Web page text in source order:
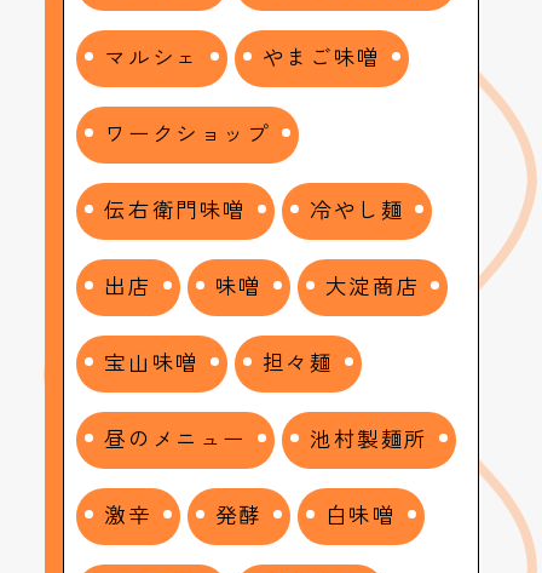
マルシェ やまご味噌
ワークショップ
伝右衛門味噌 冷やし麺
出店 味噌 大淀商店
宝山味噌 担々麺
昼のメニュー 池村製麺所
激辛 発酵 白味噌